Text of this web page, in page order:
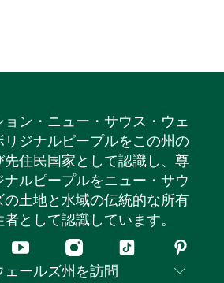
ョン・ニュー・サウス・ウェ
リジナルピープルをこの州の
先住民国家として認識し、尊
ルピープルをニュー・サウ
の土地と水域の伝統的な所有
として認識しています。
ユ
ー
イ
ン
テ
ピ
ン
ールズ州を訪問